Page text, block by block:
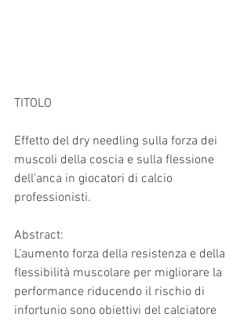
TITOLO
Effetto del dry needling sulla forza dei
muscoli della coscia e sulla flessione
dell'anca in giocatori di calcio
professionisti.
Abstract:
L'aumento forza della resistenza e della
flessibilità muscolare per migliorare la
performance riducendo il rischio di
infortunio sono obiettivi del calciatore